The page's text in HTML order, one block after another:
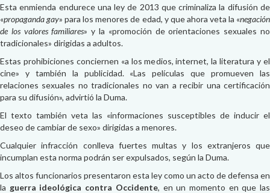
Esta enmienda endurece una ley de 2013 que criminaliza la difusión de
«propaganda gay» para los menores de edad, y que ahora veta la «negación
de los valores familiares» y la «promoción de orientaciones sexuales no
tradicionales» dirigidas a adultos.
Estas prohibiciones conciernen «a los medios, internet, la literatura y el
cine» y también la publicidad. «Las películas que promueven las
relaciones sexuales no tradicionales no van a recibir una certificación
para su difusión», advirtió la Duma.
El texto también veta las «informaciones susceptibles de inducir el
deseo de cambiar de sexo» dirigidas a menores.
Cualquier infracción conlleva fuertes multas y los extranjeros que
incumplan esta norma podrán ser expulsados, según la Duma.
Los altos funcionarios presentaron esta ley como un acto de defensa en
la guerra ideológica contra Occidente, en un momento en que las